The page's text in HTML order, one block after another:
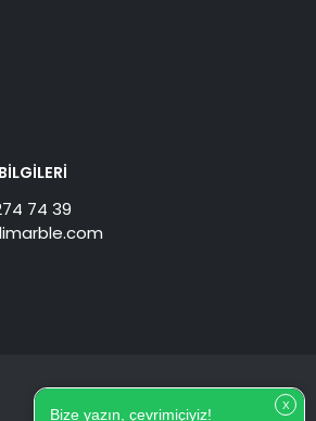
74 39
X
Bize yazın, çevrimiçiyiz!